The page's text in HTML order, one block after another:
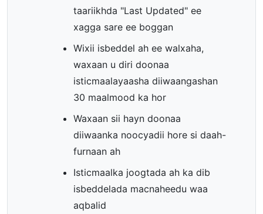
taariikhda "Last Updated" ee
xagga sare ee boggan
Wixii isbeddel ah ee walxaha,
waxaan u diri doonaa
isticmaalayaasha diiwaangashan
30 maalmood ka hor
Waxaan sii hayn doonaa
diiwaanka noocyadii hore si daah-
furnaan ah
Isticmaalka joogtada ah ka dib
isbeddelada macnaheedu waa
aqbalid